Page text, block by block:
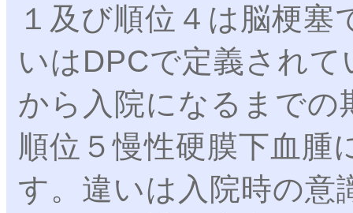
１及び順位４は脳梗
いはDPCで定義され
から入院になるまでの
順位５慢性硬膜下血腫
す。違いは入院時の意